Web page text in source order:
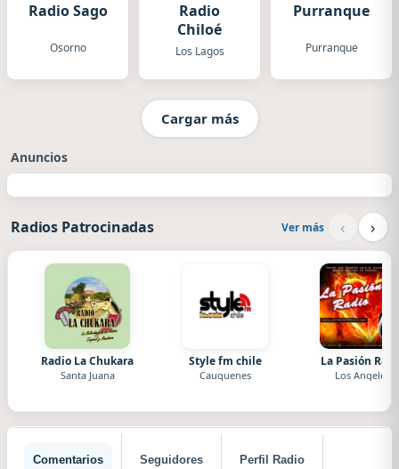
Radio Sago
Osorno
Radio
Chiloé
Los Lagos
Purranque
Purranque
Cargar más
Anuncios
Radios Patrocinadas Ver más ‹ ›
Radio La Chukara
Santa Juana
Style fm chile
Cauquenes
La Pasión
Los Angeles
Comentarios Seguidores Perfil Radio